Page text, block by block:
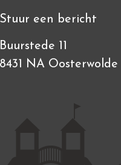
Stuur een bericht
Buurstede 11
8431 NA Oosterwolde